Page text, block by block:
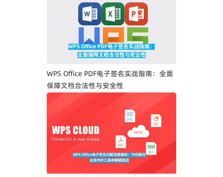
WPS Office PDF电子签名实战指南：全面
保障文档合法性与安全性